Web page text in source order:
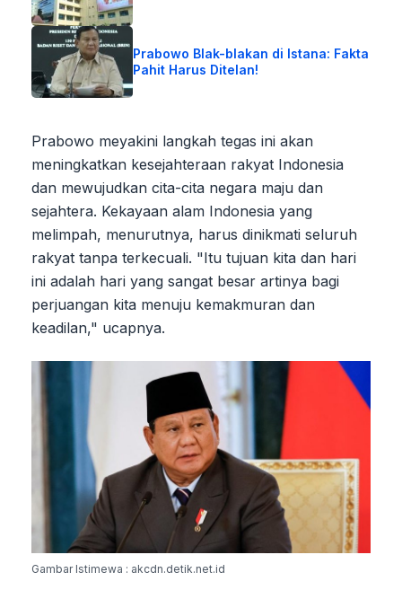
Prabowo Blak-blakan di Istana: Fakta
Pahit Harus Ditelan!
Prabowo meyakini langkah tegas ini akan
meningkatkan kesejahteraan rakyat Indonesia
dan mewujudkan cita-cita negara maju dan
sejahtera. Kekayaan alam Indonesia yang
melimpah, menurutnya, harus dinikmati seluruh
rakyat tanpa terkecuali. "Itu tujuan kita dan hari
ini adalah hari yang sangat besar artinya bagi
perjuangan kita menuju kemakmuran dan
keadilan," ucapnya.
Gambar Istimewa : akcdn.detik.net.id